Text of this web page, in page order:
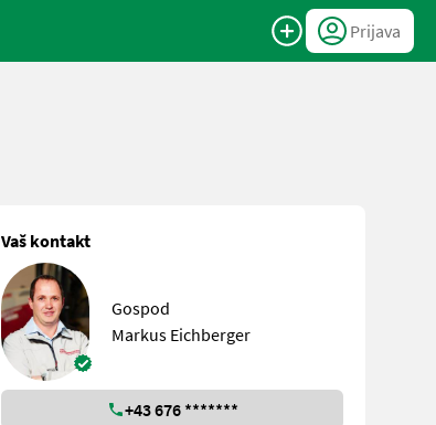
Prijava
Vaš kontakt
Gospod
Markus Eichberger
+43 676 *******